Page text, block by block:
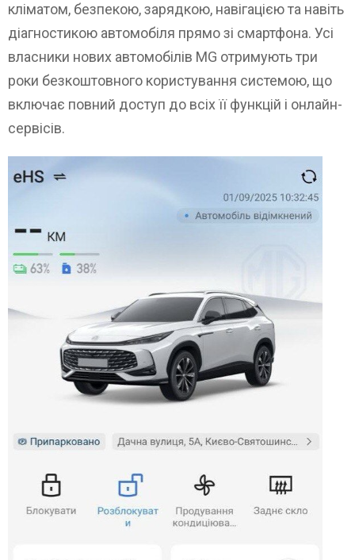
кліматом, безпекою, зарядкою, навігацією та навіть
діагностикою автомобіля прямо зі смартфона. Усі
власники нових автомобілів MG отримують три
роки безкоштовного користування системою, що
включає повний доступ до всіх її функцій і онлайн-
сервісів.